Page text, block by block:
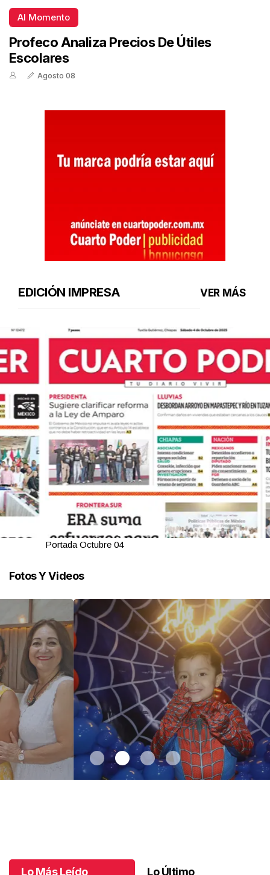
Al Momento
Profeco Analiza Precios De Útiles
Escolares
Agosto 08
EDICIÓN IMPRESA VER MÁS
Portada Octubre 04
Fotos Y Videos
Lo Más Leído Lo Último